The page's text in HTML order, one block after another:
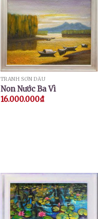
TRANH SƠN DẦU
Non Nước Ba Vì
16.000.000₫